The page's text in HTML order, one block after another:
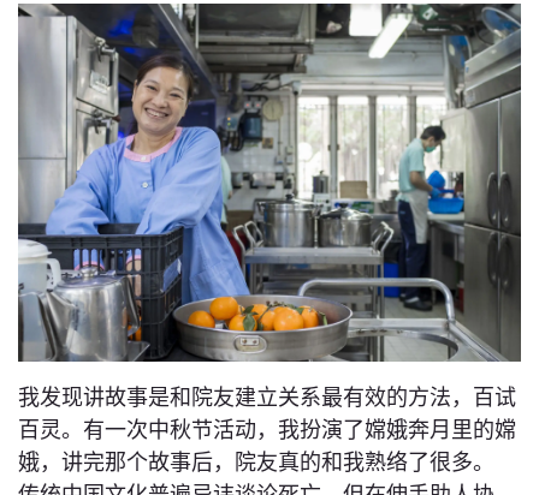
我发现讲故事是和院友建立关系最有效的方法，百试
百灵。有一次中秋节活动，我扮演了嫦娥奔月里的嫦
娥，讲完那个故事后，院友真的和我熟络了很多。